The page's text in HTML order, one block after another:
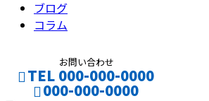
ブログ
コラム
お問い合わせ
TEL 000-000-0000
000-000-0000